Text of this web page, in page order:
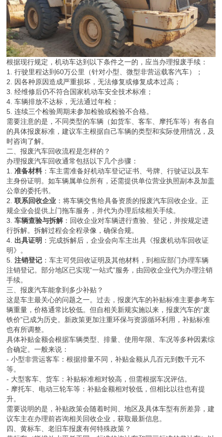
根据现行规定，机动车达到以下条件之一的，应当办理报废手续：
1. 行驶里程达到60万公里（针对小型、微型非营运载客汽车）；
2. 因各种原因造成严重损坏，无法修复或修复成本过高；
3. 经维修后仍不符合国家机动车安全技术标准；
4. 车辆排放不达标，无法通过年检；
5. 连续三个检验周期未参加检验或检验不合格。
需要注意的是，不同类型的车辆（如货车、客车、摩托车等）有各自
的具体报废标准，建议车主根据自己车辆的类型和实际使用情况，及
时咨询了解。
二、报废汽车回收流程是怎样的？
办理报废汽车回收通常包括以下几个步骤：
1.准备材料 ：车主需准备好机动车登记证书、号牌、行驶证以及车
主身份证明。如车辆属单位所有，还需提供单位营业执照副本及加盖
公章的委托书。
2.联系回收企业 ：将车辆交售给具备资质的报废汽车回收企业。正
规企业会提供上门拖车服务，并代为办理后续相关手续。
3.车辆查验与拆解：回收企业对车辆进行查验、登记，并按规定进
行拆解。拆解过程会全程录像，确保合规。
4. 出具证明 ：完成拆解后，企业会向车主出具《报废机动车回收证
明》。
5.注销登记 ：车主可凭回收证明及其他材料，到相应部门办理车辆
注销登记。部分地区已实现“一站式”服务，由回收企业代为办理注销
手续。
三、报废汽车能拿到多少补贴？
这是车主最关心的问题之一。过去，报废汽车的补贴标准主要参考车
辆重量，价格通常比较低。但自相关新规实施以来，报废汽车的“废
铁价”已成为历史。新政策更加注重环保与资源循环利用，补贴标准
也有所调整。
具体补贴金额会根据车辆类型、排量、使用年限、车况等多种因素综
合确定。一般来说：
- 小型非营运客车：根据排量不同，补贴金额从几百元到数千元不
等。
- 大型客车、货车：补贴标准相对较高，但需根据车况评估。
- 摩托车、电动三轮车等：补贴金额相对较低，但相比以往也有提
升。
需要说明的是，补贴政策会随着时间、地区及具体车型有所差异，建
议车主在办理前咨询相关回收企业，获取最新信息。
四、黄标车、老旧车报废有何特殊政策？